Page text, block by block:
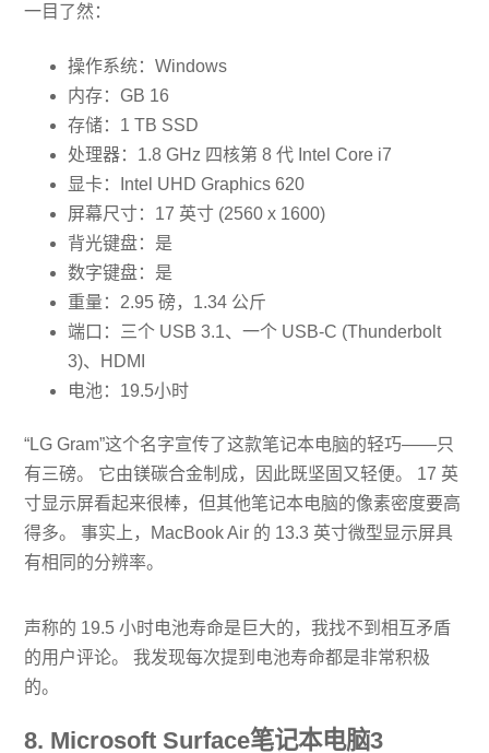
一目了然：
操作系统：Windows
内存：GB 16
存储：1 TB SSD
处理器：1.8 GHz 四核第 8 代 Intel Core i7
显卡：Intel UHD Graphics 620
屏幕尺寸：17 英寸 (2560 x 1600)
背光键盘：是
数字键盘：是
重量：2.95 磅，1.34 公斤
端口：三个 USB 3.1、一个 USB-C (Thunderbolt
3)、HDMI
电池：19.5小时
“LG Gram”这个名字宣传了这款笔记本电脑的轻巧——只
有三磅。 它由镁碳合金制成，因此既坚固又轻便。 17 英
寸显示屏看起来很棒，但其他笔记本电脑的像素密度要高
得多。 事实上，MacBook Air 的 13.3 英寸微型显示屏具
有相同的分辨率。
声称的 19.5 小时电池寿命是巨大的，我找不到相互矛盾
的用户评论。 我发现每次提到电池寿命都是非常积极
的。
8. Microsoft Surface笔记本电脑3